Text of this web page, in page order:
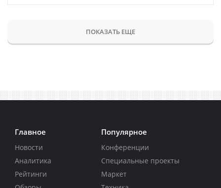
ПОКАЗАТЬ ЕЩЕ
Главное
Новости
Аналитика
Рейтинги
Популярное
Конференции
Специальные проекты
Маркет